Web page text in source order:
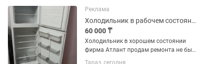
Реклама
Холодильник в рабочем состоянии
60 000 ₸
Холодильник в хорошем состоянии
фирма Атлант продам ремонта не был
всё работает торг на месте
Тараз, сегодня